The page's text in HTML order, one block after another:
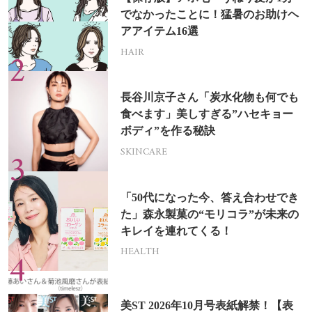
でなかったことに！猛暑のお助けヘ
アアイテム16選
HAIR
長谷川京子さん「炭水化物も何でも
食べます」美しすぎる”ハセキョー
ボディ”を作る秘訣
SKINCARE
「50代になった今、答え合わせでき
た」森永製菓の“モリコラ”が未来の
キレイを連れてくる！
HEALTH
美ST 2026年10月号表紙解禁！【表